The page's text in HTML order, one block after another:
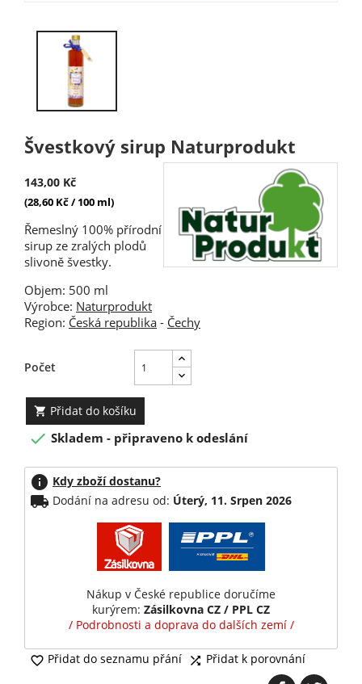
Švestkový sirup Naturprodukt
143,00 Kč
(28,60 Kč / 100 ml)
Řemeslný 100% přírodní
sirup ze zralých plodů
slivoně švestky.
Objem: 500 ml
Výrobce: Naturprodukt
Region: Česká republika - Čechy
Počet
 Přidat do košíku
 Skladem - připraveno k odeslání
info Kdy zboží dostanu?
local_shipping Dodání na adresu od: Úterý, 11. Srpen 2026
Nákup v České republice doručíme
kurýrem: Zásilkovna CZ / PPL CZ
/ Podrobnosti a doprava do dalších zemí /
 Přidat do seznamu přání  Přidat k porovnání